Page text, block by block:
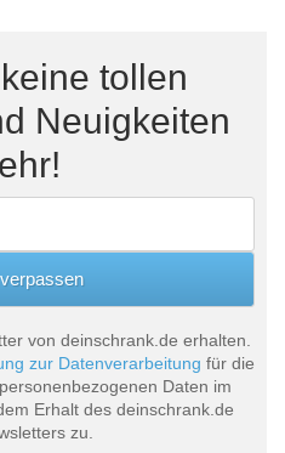
tollen
Neuigkeiten
von deinschrank.de erhalten.
zur Datenverarbeitung für die
Daten im
Erhalt des deinschrank.de
zu.